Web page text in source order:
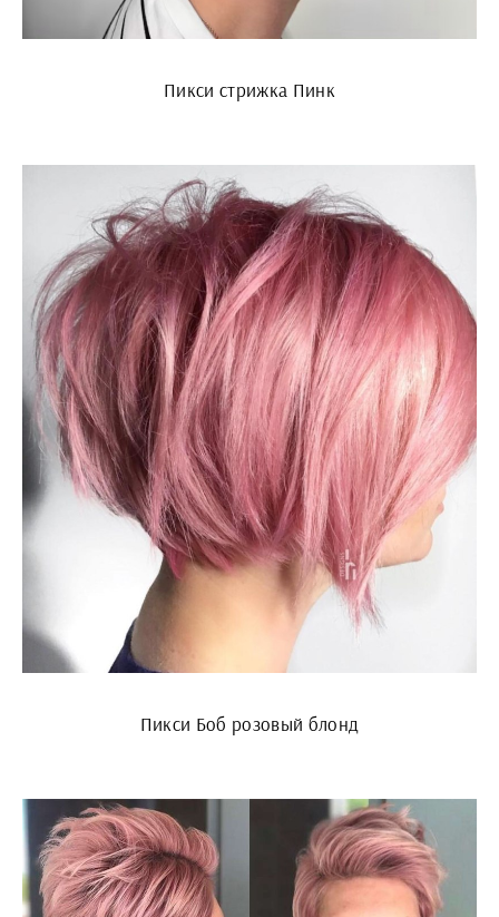
Пикси стрижка Пинк
Пикси Боб розовый блонд